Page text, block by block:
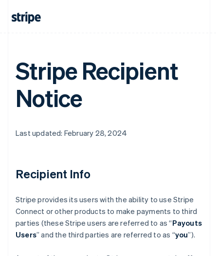
Stripe Recipient
Notice
Last updated: February 28, 2024
Recipient Info
Stripe provides its users with the ability to use Stripe
Connect or other products to make payments to third
parties (these Stripe users are referred to as “Payouts
Users” and the third parties are referred to as “you”).
Belgien
NederlandsFrançais DeutschEnglish
Brasilien
Português
Bulgarien
English
Deutschland
Festlandchina
Finnland
Frankreich
FrançaisEnglish
Gibraltar